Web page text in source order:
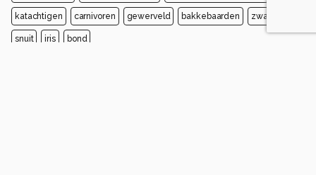
katachtigen carnivoren gewerveld bakkebaarden zwart
snuit iris bond